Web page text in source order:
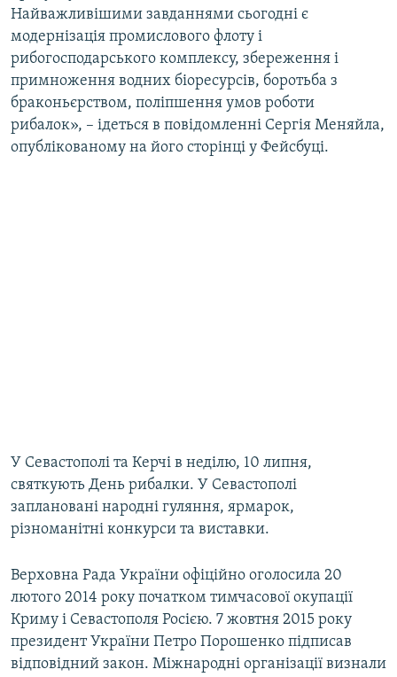
Найважливішими завданнями сьогодні є
модернізація промислового флоту і
рибогосподарського комплексу, збереження і
примноження водних біоресурсів, боротьба з
браконьєрством, поліпшення умов роботи
рибалок», – ідеться в повідомленні Сергія Меняйла,
опублікованому на його сторінці у Фейсбуці.
У Севастополі та Керчі в неділю, 10 липня,
святкують День рибалки. У Севастополі
заплановані народні гуляння, ярмарок,
різноманітні конкурси та виставки.
Верховна Рада України офіційно оголосила 20
лютого 2014 року початком тимчасової окупації
Криму і Севастополя Росією. 7 жовтня 2015 року
президент України Петро Порошенко підписав
відповідний закон. Міжнародні організації визнали